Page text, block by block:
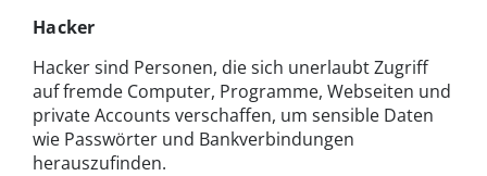
Hacker
Hacker sind Personen, die sich unerlaubt Zugriff
auf fremde Computer, Programme, Webseiten und
private Accounts verschaffen, um sensible Daten
wie Passwörter und Bankverbindungen
herauszufinden.